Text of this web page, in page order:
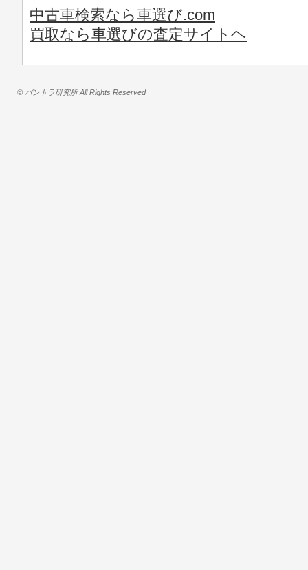
中古車検索なら車選び.com
買取なら車選びの査定サイトヘ
© バントラ研究所 All Rights Reserved